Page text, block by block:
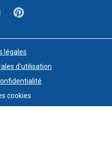
légales
d'utilisation
cookies